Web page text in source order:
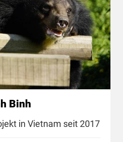
Binh
in Vietnam seit 2017